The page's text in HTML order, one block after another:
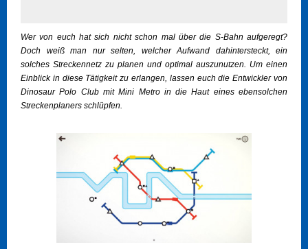
Wer von euch hat sich nicht schon mal über die S-Bahn aufgeregt?
Doch weiß man nur selten, welcher Aufwand dahintersteckt, ein
solches Streckennetz zu planen und optimal auszunutzen. Um einen
Einblick in diese Tätigkeit zu erlangen, lassen euch die Entwickler von
Dinosaur Polo Club mit Mini Metro in die Haut eines ebensolchen
Streckenplaners schlüpfen.